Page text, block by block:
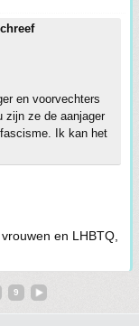
en voorvechters
zijn ze de aanjager
Ik kan het
en LHBTQ,
9